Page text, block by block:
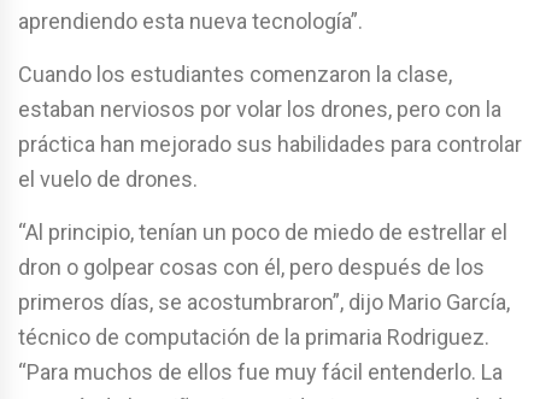
aprendiendo esta nueva tecnología”.
Cuando los estudiantes comenzaron la clase,
estaban nerviosos por volar los drones, pero con la
práctica han mejorado sus habilidades para controlar
el vuelo de drones.
“Al principio, tenían un poco de miedo de estrellar el
dron o golpear cosas con él, pero después de los
primeros días, se acostumbraron”, dijo Mario García,
técnico de computación de la primaria Rodriguez.
“Para muchos de ellos fue muy fácil entenderlo. La